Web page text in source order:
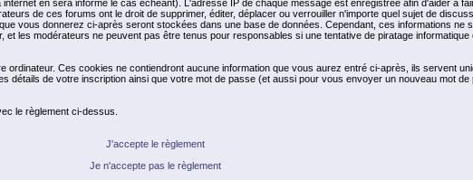
en sera informé le cas échéant). L'adresse IP de chaque message est enregistrée afin d'aider à
de ces forums ont le droit de supprimer, éditer, déplacer ou verrouiller n'importe quel sujet de
vous donnerez ci-après seront stockées dans une base de données. Cependant, ces informations ne
les modérateurs ne peuvent pas être tenus pour responsables si une tentative de piratage
Ces cookies ne contiendront aucune information que vous aurez entré ci-après, ils servent
détails de votre inscription ainsi que votre mot de passe (et aussi pour vous envoyer un nouveau mot
le règlement ci-dessus.
J'accepte le règlement
Je n'accepte pas le règlement